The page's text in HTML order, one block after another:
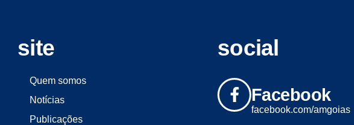
site
Quem somos
Notícias
Publicações
social
Facebook
facebook.com/amgoias